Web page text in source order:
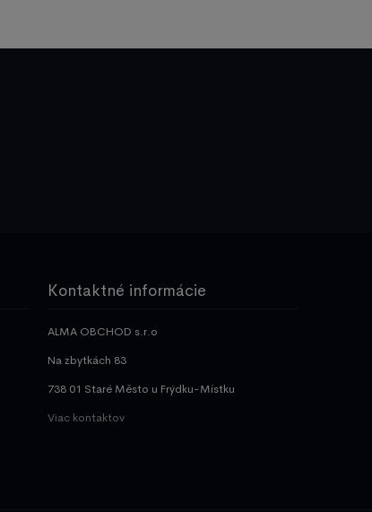
Kontaktné informácie
ALMA OBCHOD s.r.o
Na zbytkách 83
738 01 Staré Město u Frýdku-Místku
Viac kontaktov